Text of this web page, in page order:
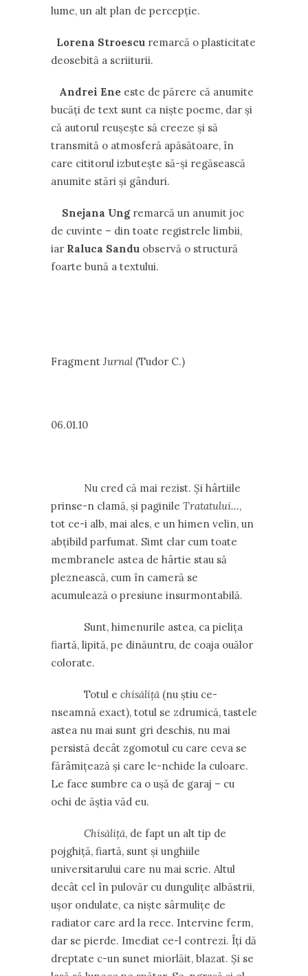
lume, un alt plan de percepţie.
Lorena Stroescu remarcă o plasticitate
deosebită a scriiturii.
Andrei Ene este de părere că anumite
bucăţi de text sunt ca nişte poeme, dar şi
că autorul reuşeşte să creeze şi să
transmită o atmosferă apăsătoare, în
care cititorul izbuteşte să-şi regăsească
anumite stări şi gânduri.
Snejana Ungremarcă un anumit joc
de cuvinte – din toate registrele limbii,
iar Raluca Sandu observă o structură
foarte bună a textului.
Fragment Jurnal (Tudor C.)
06.01.10
Nu cred că mai rezist. Și hârtiile
prinse-n clamă, și paginile Tratatului…,
tot ce-i alb, mai ales, e un himen velin, un
abțibild parfumat. Simt clar cum toate
membranele astea de hârtie stau să
pleznească, cum în cameră se
acumulează o presiune insurmontabilă.
Sunt, himenurile astea, ca pielița
fiartă, lipită, pe dinăuntru, de coaja ouălor
colorate.
Totul e chisăliță (nu știu ce-
nseamnă exact), totul se zdrumică, tastele
astea nu mai sunt gri deschis, nu mai
persistă decât zgomotul cu care ceva se
fărâmițează și care le-nchide la culoare.
Le face sumbre ca o ușă de garaj – cu
ochi de ăștia văd eu.
Chisăliță, de fapt un alt tip de
pojghiță, fiartă, sunt și unghiile
universitarului care nu mai scrie. Altul
decât cel în pulovăr cu dungulițe albăstrii,
ușor ondulate, ca niște sârmulițe de
radiator care ard la rece. Intervine ferm,
dar se pierde. Imediat ce-l contrezi. Îți dă
dreptate c-un sunet miorlăit, blazat. Și se